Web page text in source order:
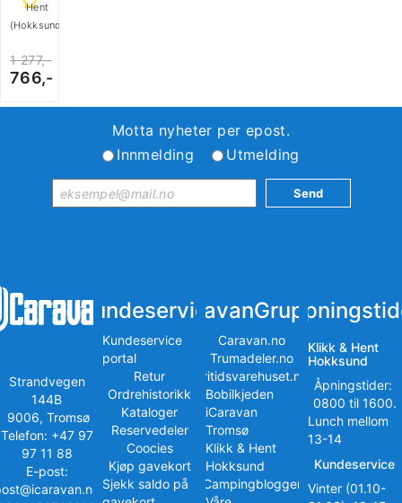
Hent
(Hokksund)
1 277,-
766,-
Motta nyheter per epost.
Innmelding
Utmelding
Strandvegen
144B
9006, Tromsø
Telefon: +47 97
97 11 88
E-post:
Kundeservice
Kundeservice
portal
Retur
Ordrehistorikk
Kataloger
Reservedeler
Coocies
Kjøp gavekort
Sjekk saldo på
iCaravanGruppen
Caravan.no
Trumadeler.no
Fritidsvarehuset.no
Bobilkjeden
iCaravan
Tromsø
Klikk & Hent
Hokksund
iCampingbloggen
Klikk & Hent
Hokksund
Åpningstider:
0800 til 1600.
Lunch mellom
13-14
Kundeservice
Vinter (01.10-